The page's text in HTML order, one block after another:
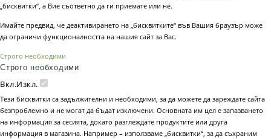
„бисквитки“, а Вие съответно да ги приемате или не.
Имайте предвид, че деактивирането на „бисквитките“ във Вашия браузър може
да ограничи функционалността на нашия сайт за Вас.
Строго необходими
Строго необходими
Вкл.Изкл.
Тези бисквитки са задължителни и необходими, за да можете да зареждате сайта
безпроблемно и не могат да бъдат изключени. Основната им цел е запазването
на информация за сесията, докато разглеждате продуктите или друга
информация в магазина. Например – използваме „бисквитки“, за да съхраним